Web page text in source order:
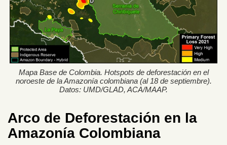
Mapa Base de Colombia. Hotspots de deforestación en el
noroeste de la Amazonía colombiana (al 18 de septiembre).
Datos: UMD/GLAD, ACA/MAAP.
Arco de Deforestación en la
Amazonía Colombiana